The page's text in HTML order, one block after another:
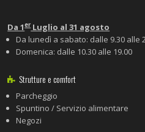
Da 1erLuglio al 31 agosto
Da lunedì a sabato: dalle 9.30 alle
Domenica: dalle 10.30 alle 19.00
Strutture e comfort
Parcheggio
Spuntino / Servizio alimentare
Negozi